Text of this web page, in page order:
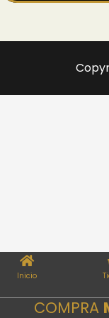
Inicio
COMPRA